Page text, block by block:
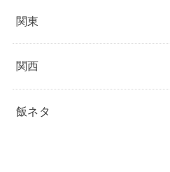
関東
関西
飯ネタ